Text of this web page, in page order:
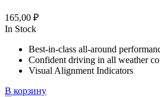
165,00 ₽
In Stock
Best-in-class all-around
Confident driving in all weather
Visual Alignment Indicators
В корзину